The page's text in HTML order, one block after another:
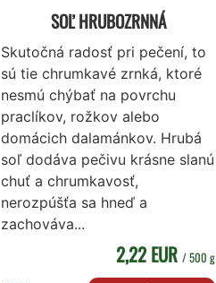
SOĽ HRUBOZRNNÁ
Skutočná radosť pri pečení, to
sú tie chrumkavé zrnká, ktoré
nesmú chýbať na povrchu
praclíkov, rožkov alebo
domácich dalamánkov. Hrubá
soľ dodáva pečivu krásne slanú
chuť a chrumkavosť,
nerozpúšťa sa hneď a
zachováva...
2,22 EUR / 500 g